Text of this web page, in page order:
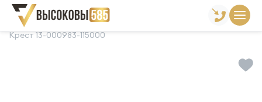
Главная Склад готовой продукции
Крест 13-000983-115000